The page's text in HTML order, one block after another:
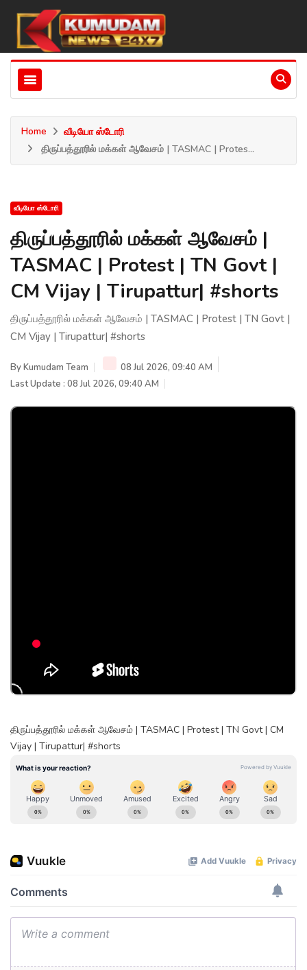
Home
வீடியோ ஸ்டோரி
திருப்பத்தூரில் மக்கள் ஆவேசம் | TASMAC | Protes...
வீடியோ ஸ்டோரி
திருப்பத்தூரில் மக்கள் ஆவேசம் |
TASMAC | Protest | TN Govt |
CM Vijay | Tirupattur| #shorts
திருப்பத்தூரில் மக்கள் ஆவேசம் | TASMAC | Protest | TN Govt |
CM Vijay | Tirupattur| #shorts
ByKumudam Team
08 Jul 2026, 09:40 AM
Last Update : 08 Jul 2026, 09:40 AM
திருப்பத்தூரில் மக்கள் ஆவேசம் | TASMAC | Protest | TN Govt | CM
Vijay | Tirupattur| #shorts